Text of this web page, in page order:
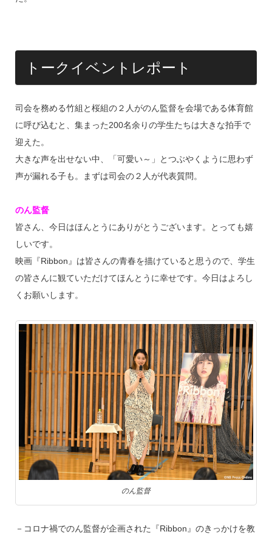
トークイベントレポート
司会を務める竹組と桜組の２人がのん監督を会場である体育館
に呼び込むと、集まった200名余りの学生たちは大きな拍手で
迎えた。
大きな声を出せない中、「可愛い～」とつぶやくように思わず
声が漏れる子も。まずは司会の２人が代表質問。
のん監督
皆さん、今日はほんとうにありがとうございます。とっても嬉
しいです。
映画『Ribbon』は皆さんの青春を描けていると思うので、学生
の皆さんに観ていただけてほんとうに幸せです。今日はよろし
くお願いします。
のん監督
－コロナ禍でのん監督が企画された『Ribbon』のきっかけを教